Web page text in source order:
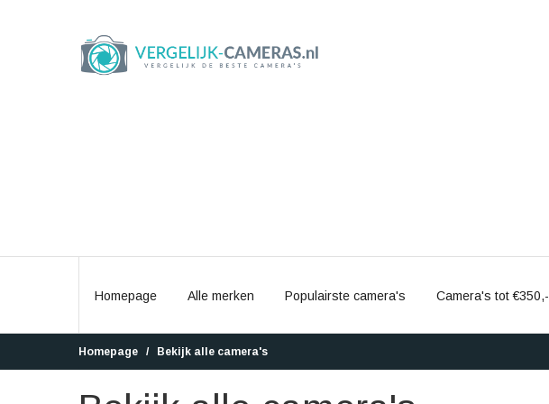
Homepage Alle merken Populairste camera's Camera's tot €350,-
Homepage Bekijk alle camera's